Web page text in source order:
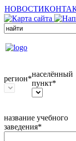
НОВОСТИ
регион*
населённый
пункт*
название учебного
заведения*